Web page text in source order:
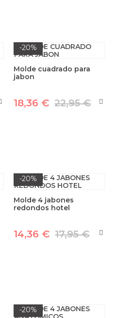
-20%
Molde cuadrado para
jabon
18,36 € 22,95 €
-20%
Molde 4 jabones
redondos hotel
14,36 € 17,95 €
-20%